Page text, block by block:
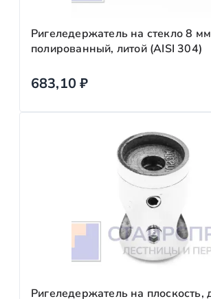
Ригеледержатель на стекло 8
полированный, литой (AISI 304)
683,10₽
Ригеледержатель на плоскость,